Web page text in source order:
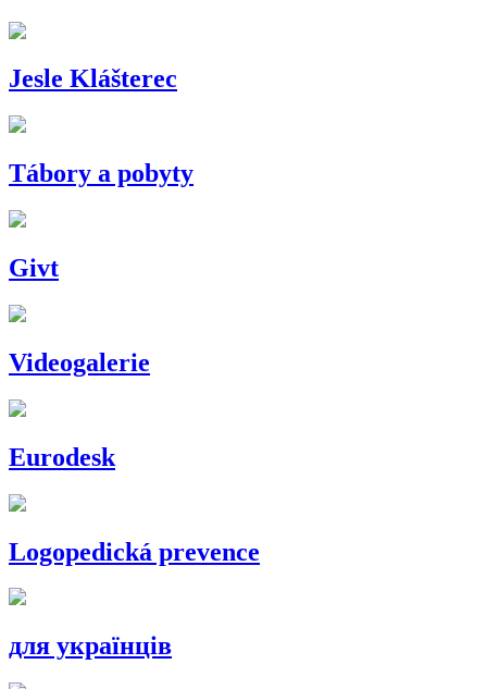
Jesle Klášterec
Tábory a pobyty
Givt
Videogalerie
Eurodesk
Logopedická prevence
для українців